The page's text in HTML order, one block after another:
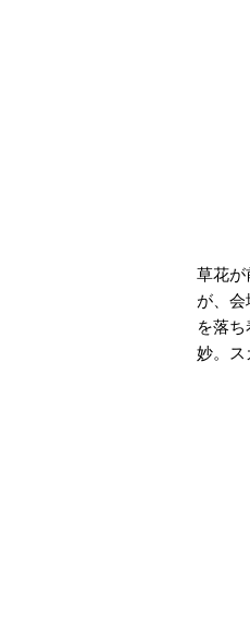
草花が
が、
を落
妙。ス